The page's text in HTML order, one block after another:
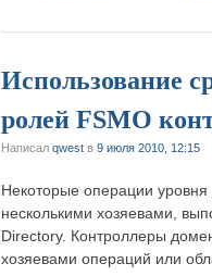
Использование
ролей FSMO
Написал qwest в 9 июля 2010, 12:15
Некоторые операции
несколькими хозяевами,
Directory. Контроллеры
хозяевами операций или